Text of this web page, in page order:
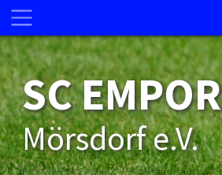
SC EMPOR
Mörsdorf e.V.